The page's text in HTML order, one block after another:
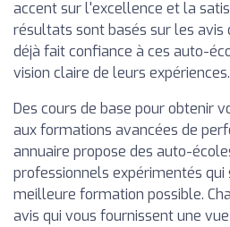
accent sur l'excellence et la
résultats sont basés sur les avis
déjà fait confiance à ces auto-
vision claire de leurs expériences.
Des cours de base pour obtenir
aux formations avancées de
annuaire propose des auto-
professionnels expérimentés
meilleure formation possible.
avis qui vous fournissent une